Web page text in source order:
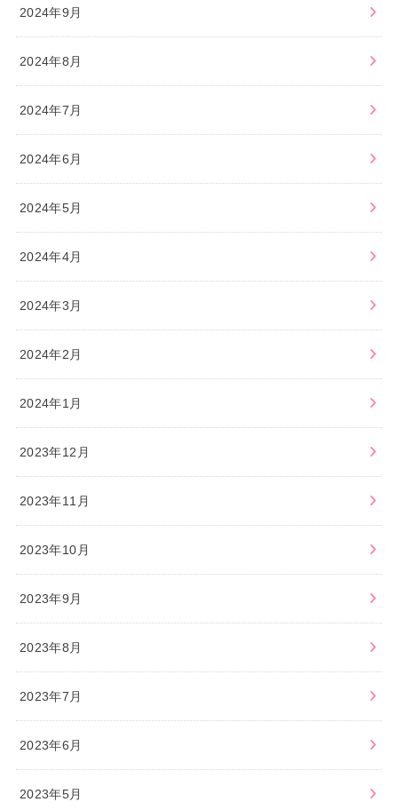
2024年9月
2024年8月
2024年7月
2024年6月
2024年5月
2024年4月
2024年3月
2024年2月
2024年1月
2023年12月
2023年11月
2023年10月
2023年9月
2023年8月
2023年7月
2023年6月
2023年5月